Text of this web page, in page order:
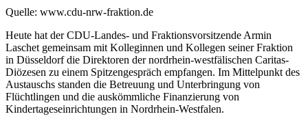
Quelle: www.cdu-nrw-fraktion.de
Heute hat der CDU-Landes- und Fraktionsvorsitzende Armin
Laschet gemeinsam mit Kolleginnen und Kollegen seiner Fraktion
in Düsseldorf die Direktoren der nordrhein-westfälischen Caritas-
Diözesen zu einem Spitzengespräch empfangen. Im Mittelpunkt des
Austauschs standen die Betreuung und Unterbringung von
Flüchtlingen und die auskömmliche Finanzierung von
Kindertageseinrichtungen in Nordrhein-Westfalen.